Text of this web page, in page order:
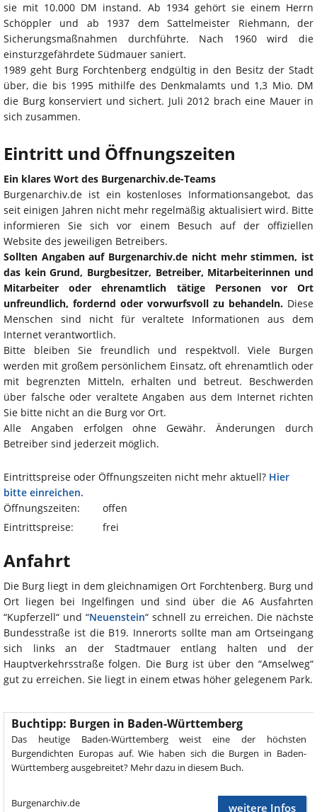
sie mit 10.000 DM instand. Ab 1934 gehört sie einem Herrn
Schöppler und ab 1937 dem Sattelmeister Riehmann, der
Sicherungsmaßnahmen durchführte. Nach 1960 wird die
einsturzgefährdete Südmauer saniert.
1989 geht Burg Forchtenberg endgültig in den Besitz der Stadt
über, die bis 1995 mithilfe des Denkmalamts und 1,3 Mio. DM
die Burg konserviert und sichert. Juli 2012 brach eine Mauer in
sich zusammen.
Eintritt und Öffnungszeiten
Ein klares Wort des Burgenarchiv.de-Teams
Burgenarchiv.de ist ein kostenloses Informationsangebot, das
seit einigen Jahren nicht mehr regelmäßig aktualisiert wird. Bitte
informieren Sie sich vor einem Besuch auf der offiziellen
Website des jeweiligen Betreibers.
Sollten Angaben auf Burgenarchiv.de nicht mehr stimmen, ist
das kein Grund, Burgbesitzer, Betreiber, Mitarbeiterinnen und
Mitarbeiter oder ehrenamtlich tätige Personen vor Ort
unfreundlich, fordernd oder vorwurfsvoll zu behandeln. Diese
Menschen sind nicht für veraltete Informationen aus dem
Internet verantwortlich.
Bitte bleiben Sie freundlich und respektvoll. Viele Burgen
werden mit großem persönlichem Einsatz, oft ehrenamtlich oder
mit begrenzten Mitteln, erhalten und betreut. Beschwerden
über falsche oder veraltete Angaben aus dem Internet richten
Sie bitte nicht an die Burg vor Ort.
Alle Angaben erfolgen ohne Gewähr. Änderungen durch
Betreiber sind jederzeit möglich.
Eintrittspreise oder Öffnungszeiten nicht mehr aktuell? Hier
bitte einreichen.
Öffnungszeiten:
offen
Eintrittspreise:
frei
Anfahrt
Die Burg liegt in dem gleichnamigen Ort Forchtenberg. Burg und
Ort liegen bei Ingelfingen und sind über die A6 Ausfahrten
“Kupferzell“ und “Neuenstein“ schnell zu erreichen. Die nächste
Bundesstraße ist die B19. Innerorts sollte man am Ortseingang
sich links an der Stadtmauer entlang halten und der
Hauptverkehrsstraße folgen. Die Burg ist über den “Amselweg“
gut zu erreichen. Sie liegt in einem etwas höher gelegenem Park.
Buchtipp: Burgen in Baden-Württemberg
Das heutige Baden-Württemberg weist eine der höchsten
Burgendichten Europas auf. Wie haben sich die Burgen in Baden-
Württemberg ausgebreitet? Mehr dazu in diesem Buch.
Burgenarchiv.de
weitere Infos